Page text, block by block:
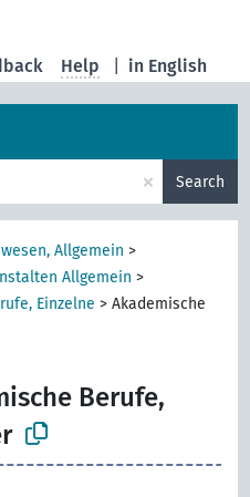
in English
Help
× Search
Allgemein >
Allgemein >
Einzelne >Akademische
Berufe,